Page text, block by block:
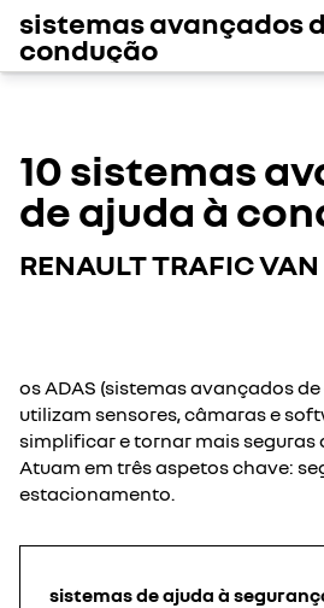
sistemas avançados
condução
10 sistemas
de ajuda à
RENAULT TRAFIC VAN
os ADAS (sistemas avançados
utilizam sensores, câmaras e
simplificar e tornar mais seguras
Atuam em três aspetos chave:
estacionamento.
sistemas de ajuda à